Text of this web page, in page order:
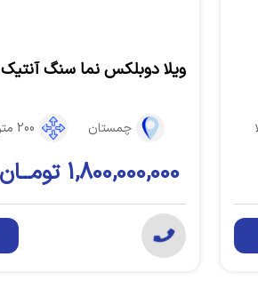
ویلا دوبلکس نما سنگ آنتیک
چمستان 200 متر
1,800,000,000 تومــان